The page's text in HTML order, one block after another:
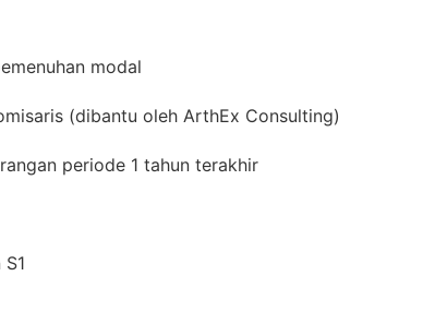
modal
(dibantu oleh ArthEx Consulting)
periode 1 tahun terakhir